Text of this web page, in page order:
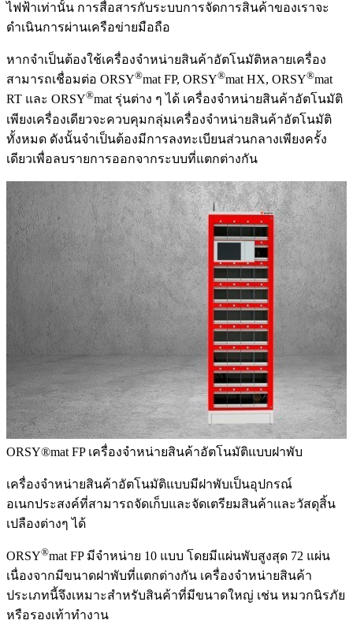
ไฟฟ้าเท่านั้น การสื่อสารกับระบบการจัดการสินค้าของเราจะ
ดำเนินการผ่านเครือข่ายมือถือ
หากจำเป็นต้องใช้เครื่องจำหน่ายสินค้าอัตโนมัติหลายเครื่อง
สามารถเชื่อมต่อ ORSY®mat FP, ORSY®mat HX, ORSY®mat
RT และ ORSY®mat รุ่นต่าง ๆ ได้ เครื่องจำหน่ายสินค้าอัตโนมัติ
เพียงเครื่องเดียวจะควบคุมกลุ่มเครื่องจำหน่ายสินค้าอัตโนมัติ
ทั้งหมด ดังนั้นจำเป็นต้องมีการลงทะเบียนส่วนกลางเพียงครั้ง
เดียวเพื่อลบรายการออกจากระบบที่แตกต่างกัน
ORSY®mat FP เครื่องจำหน่ายสินค้าอัตโนมัติแบบฝาพับ
เครื่องจำหน่ายสินค้าอัตโนมัติแบบมีฝาพับเป็นอุปกรณ์
อเนกประสงค์ที่สามารถจัดเก็บและจัดเตรียมสินค้าและวัสดุสิ้น
เปลืองต่างๆ ได้
ORSY®mat FP มีจำหน่าย 10 แบบ โดยมีแผ่นพับสูงสุด 72 แผ่น
เนื่องจากมีขนาดฝาพับที่แตกต่างกัน เครื่องจำหน่ายสินค้า
ประเภทนี้จึงเหมาะสำหรับสินค้าที่มีขนาดใหญ่ เช่น หมวกนิรภัย
หรือรองเท้าทำงาน